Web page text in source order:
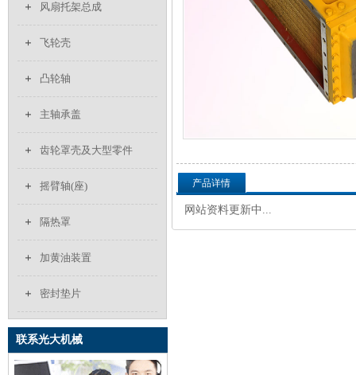
产品详情
网站资料更新中...
风扇托架总成
飞轮壳
凸轮轴
主轴承盖
齿轮罩壳及大型零件
摇臂轴(座)
隔热罩
加黄油装置
密封垫片
联系光大机械